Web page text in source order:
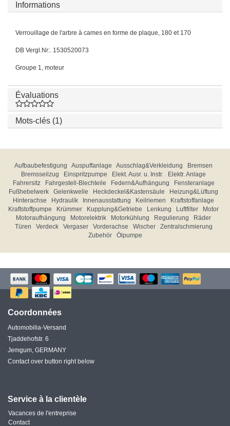
Informations
Verrouillage de l'arbre à cames en forme de plaque, 180 et 170
DB Vergl.Nr:. 1530520073
Groupe 1, moteur
Évaluations
Mots-clés (1)
Aufbaubefestigung Auspuffanlage Ausschlag&Verkleidung
Bremsen
Bremsseilzug
Einspritzpumpe Elekt. Ausr. u. Instr.
Elektr. Anlage
Fahrersitz
Fahrgestell-Blechteile Federn&Aufhängung
Fensteranlage
Fußhebelwerk
Gelenkwelle Heckdeckel&Kastensäule
Heizung&Lüftung
Hinterachse
Hydraulik Innenausstattung Keilriemen
Kraftstoffanlage
Kraftstoffpumpe
Krümmer Kupplung&Getriebe Lenkung Luftfilter
Motor
Motoraufhängung
Motorelektrik Motorkühlung Regulierung
Räder
Türen
Verdeck Vergaser Vorderachse Wischer
Zentralschmierung
Zubehör
Ölpumpe
Coordonnées
Automobilia-Versand
Tjaddehofstr. 6
Jemgum, GERMANY
Contact over button right below
Service à la clientèle
Vacances de l'entreprise
Contact